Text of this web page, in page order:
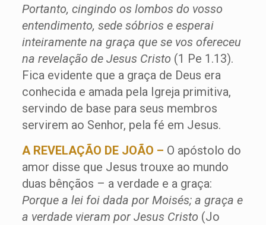
Portanto, cingindo os lombos do vosso
entendimento, sede sóbrios e esperai
inteiramente na graça que se vos ofereceu
na revelação de Jesus Cristo (1 Pe 1.13).
Fica evidente que a graça de Deus era
conhecida e amada pela Igreja primitiva,
servindo de base para seus membros
servirem ao Senhor, pela fé em Jesus.
A REVELAÇÃO DE JOÃO – O apóstolo do
amor disse que Jesus trouxe ao mundo
duas bênçãos – a verdade e a graça:
Porque a lei foi dada por Moisés; a graça e
a verdade vieram por Jesus Cristo (Jo